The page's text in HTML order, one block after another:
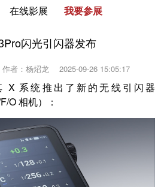
在线影展 我要参展
闪光引闪器发布
作者：杨炤龙 2025-09-26 15:05:17
X 系统推出了新的无线引闪器
O 相机）：